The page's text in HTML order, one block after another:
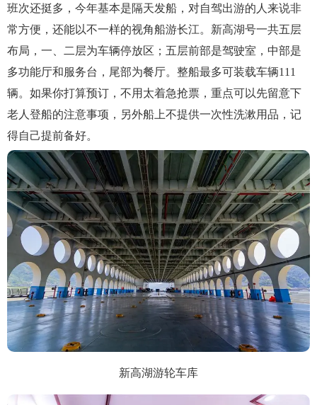
班次还挺多，今年基本是隔天发船，对自驾出游的人来说非
常方便，还能以不一样的视角船游长江。新高湖号一共五层
布局，一、二层为车辆停放区；五层前部是驾驶室，中部是
多功能厅和服务台，尾部为餐厅。整船最多可装载车辆111
辆。如果你打算预订，不用太着急抢票，重点可以先留意下
老人登船的注意事项，另外船上不提供一次性洗漱用品，记
得自己提前备好。
新高湖游轮车库